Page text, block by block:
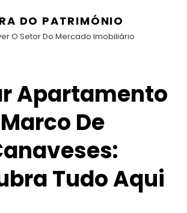
DO PATRIMÓNIO
O Setor Do Mercado Imobiliário
Apartamento
Marco De
Tudo Aqui